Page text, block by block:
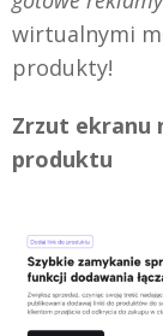
wirtualnymi
produkty!
Zrzut ekranu
produktu